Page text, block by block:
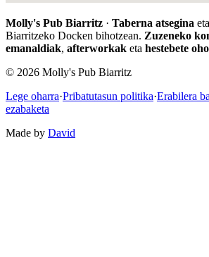
Molly's Pub Biarritz · Taberna atsegina eta
Biarritzeko Docken bihotzean. Zuzeneko
emanaldiak, afterworkak eta hestebete
© 2026 Molly's Pub Biarritz
Lege oharra·Pribatutasun politika·Erabilera
ezabaketa
Made by David